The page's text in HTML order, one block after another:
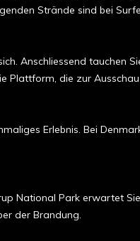
Strände sind bei
Anschliessend tauchen
Plattform, die zur
Erlebnis. Bei
National Park erwartet
der Brandung.